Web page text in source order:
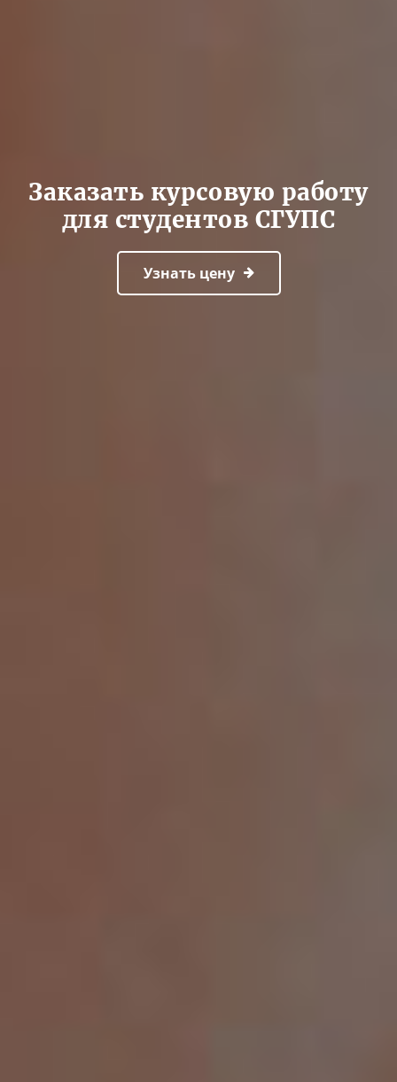
Заказать курсовую работу
для студентов СГУПС
Узнать цену